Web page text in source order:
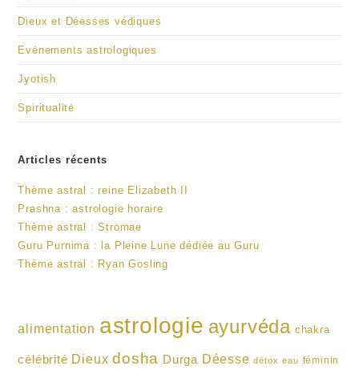
Dieux et Déesses védiques
Evénements astrologiques
Jyotish
Spiritualité
Articles récents
Thème astral : reine Elizabeth II
Prashna : astrologie horaire
Thème astral : Stromae
Guru Purnima : la Pleine Lune dédiée au Guru
Thème astral : Ryan Gosling
alimentation astrologie ayurvéda chakra
célébrité Dieux dosha Durga Déesse détox eau féminin